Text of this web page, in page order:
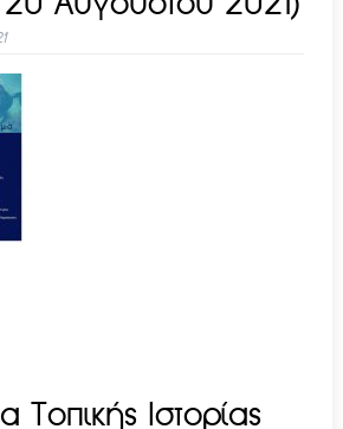
Τοπικής Ιστορίας